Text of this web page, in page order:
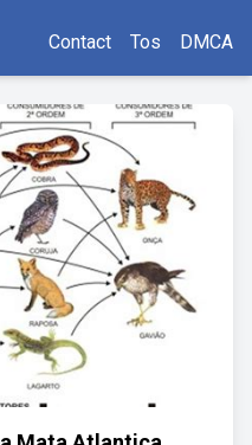
Contact Tos DMCA